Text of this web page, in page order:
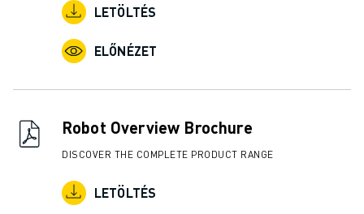
ESEMÉNYEK
OKTATÁSI RENDEZVÉNYEK
A FANUC-RÓL
TELEPHELYEINK
FENNTARTHATÓSÁG
ALAKÍTSA JÖVŐJÉT A FANUC-KAL
CSATLAKOZZON HOZZÁNK " KARRIER PORTÁL
LETÖLTÉS
ELŐNÉZET
Robot Overview Brochure
DISCOVER THE COMPLETE PRODUCT RANGE
LETÖLTÉS